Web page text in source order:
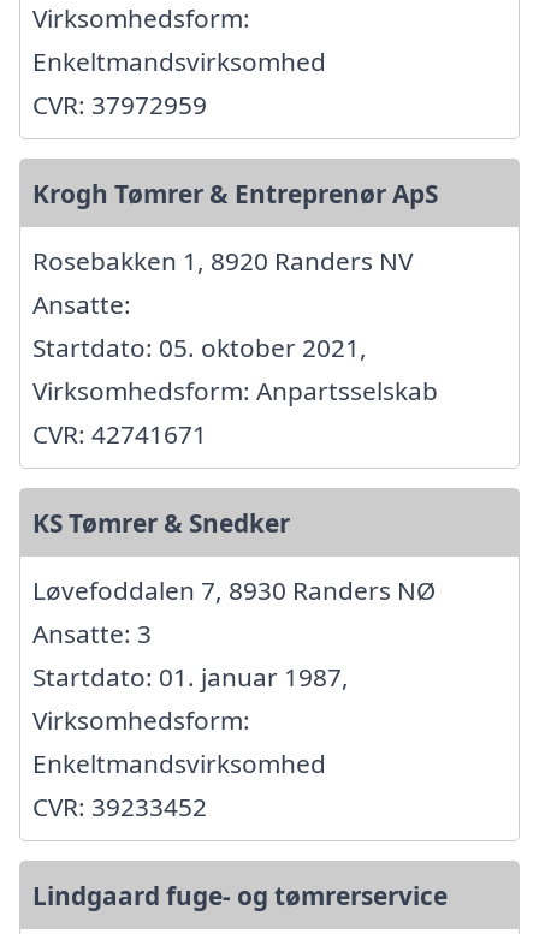
Virksomhedsform:
Enkeltmandsvirksomhed
CVR: 37972959
Krogh Tømrer & Entreprenør ApS
Rosebakken 1, 8920 Randers NV
Ansatte:
Startdato: 05. oktober 2021,
Virksomhedsform: Anpartsselskab
CVR: 42741671
KS Tømrer & Snedker
Løvefoddalen 7, 8930 Randers NØ
Ansatte: 3
Startdato: 01. januar 1987,
Virksomhedsform:
Enkeltmandsvirksomhed
CVR: 39233452
Lindgaard fuge- og tømrerservice